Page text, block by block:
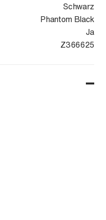
Schwarz
Phantom Black
Ja
Z366625